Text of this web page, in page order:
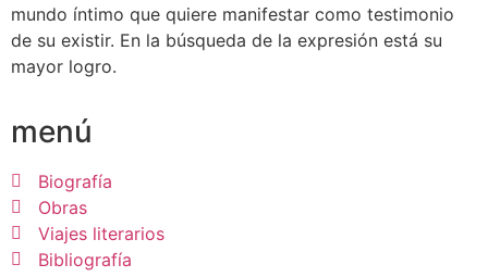
mundo íntimo que quiere manifestar como testimonio
de su existir. En la búsqueda de la expresión está su
mayor logro.
menú
Biografía
Obras
Viajes literarios
Bibliografía